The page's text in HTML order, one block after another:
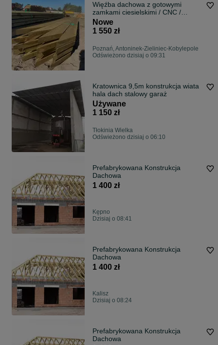
Więźba dachowa z gotowymi
zamkami ciesielskimi / CNC /
prefabrykowana
Nowe
1 550 zł
Poznań, Antoninek-Zieliniec-Kobylepole
Odświeżono dzisiaj o 09:31
Kratownica 9,5m konstrukcja wiata
hala dach stalowy garaż
Używane
1 150 zł
Tłokinia Wielka
Odświeżono dzisiaj o 06:10
Prefabrykowana Konstrukcja
Dachowa
1 400 zł
Kępno
Dzisiaj o 08:41
Prefabrykowana Konstrukcja
Dachowa
1 400 zł
Kalisz
Dzisiaj o 08:24
Prefabrykowana Konstrukcja
Dachowa